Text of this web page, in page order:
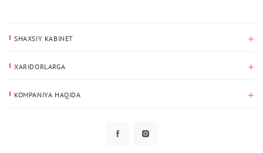
SHAXSIY KABINET
Yetkazib berish manzili
XARIDORLARGA
KOMPANIYA HAQIDA